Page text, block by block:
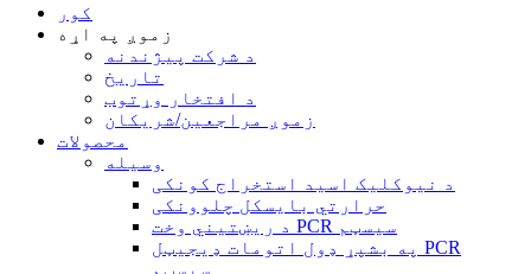
کور
زموږ په اړه
د شرکت پیژندنه
تاریخ
د افتخار وړتوب
زموږ مراجعین/شریکان
محصولات
وسیله
د نیوکلیک اسید استخراج کونکی
حرارتي بایسکل چلوونکی
د ریښتیني وخت PCR سیسټم
په بشپړ ډول اتومات ډیجیټل PCR
سیسټم